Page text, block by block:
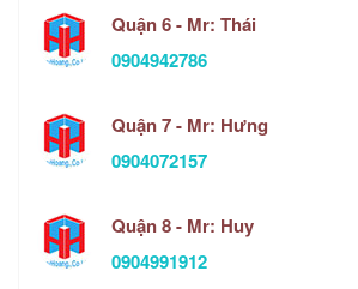
Quận 6 - Mr: Thái
0904942786
Quận 7 - Mr: Hưng
0904072157
Quận 8 - Mr: Huy
0904991912